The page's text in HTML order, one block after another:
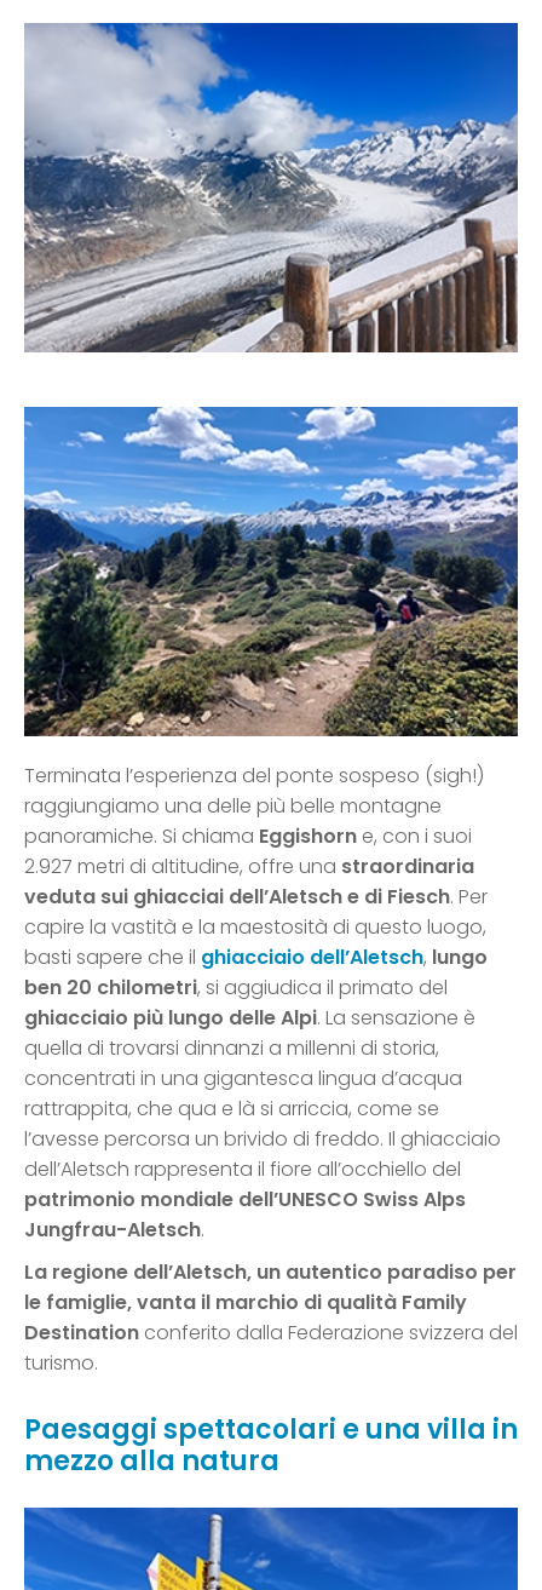
Terminata l’esperienza del ponte sospeso (sigh!)
raggiungiamo una delle più belle montagne
panoramiche. Si chiama Eggishorn e, con i suoi
2.927 metri di altitudine, offre una straordinaria
veduta sui ghiacciai dell’Aletsch e di Fiesch. Per
capire la vastità e la maestosità di questo luogo,
basti sapere che il ghiacciaio dell’Aletsch, lungo
ben 20 chilometri, si aggiudica il primato del
ghiacciaio più lungo delle Alpi. La sensazione è
quella di trovarsi dinnanzi a millenni di storia,
concentrati in una gigantesca lingua d’acqua
rattrappita, che qua e là si arriccia, come se
l’avesse percorsa un brivido di freddo. Il ghiacciaio
dell’Aletsch rappresenta il fiore all’occhiello del
patrimonio mondiale dell’UNESCO Swiss Alps
Jungfrau-Aletsch.
La regione dell’Aletsch, un autentico paradiso per
le famiglie, vanta il marchio di qualità Family
Destination conferito dalla Federazione svizzera del
turismo.
Paesaggi spettacolari e una villa in
mezzo alla natura